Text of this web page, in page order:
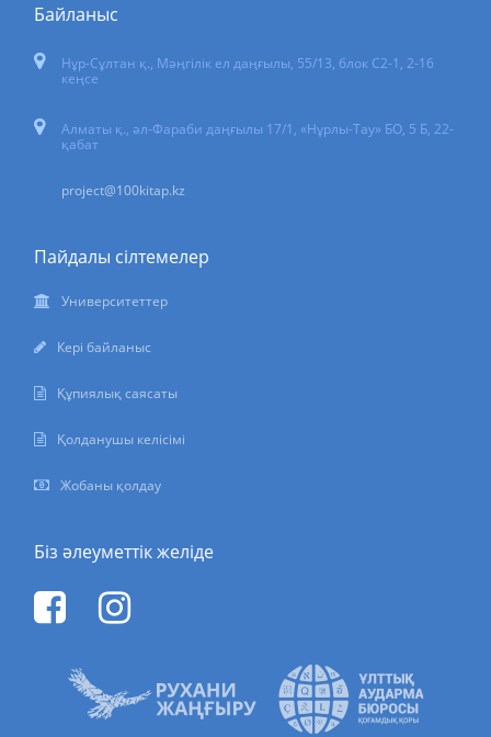
Байланыс
Нұр-Сұлтан қ., Мәңгілік ел даңғылы, 55/13, блок С2-1, 2-16
кеңсе
Алматы қ., әл-Фараби даңғылы 17/1, «Нұрлы-Тау» БО, 5 Б, 22-
қабат
project@100kitap.kz
Пайдалы сілтемелер
Университеттер
Кері байланыс
Құпиялық саясаты
Қолданушы келісімі
Жобаны қолдау
Біз әлеуметтік желіде